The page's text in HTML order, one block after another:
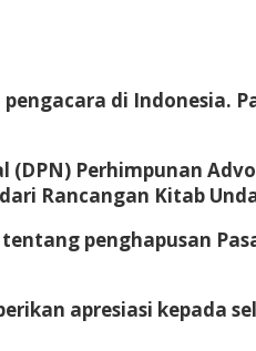
di Indonesia.
Perhimpunan
Rancangan Kitab
penghapusan
apresiasi kepada